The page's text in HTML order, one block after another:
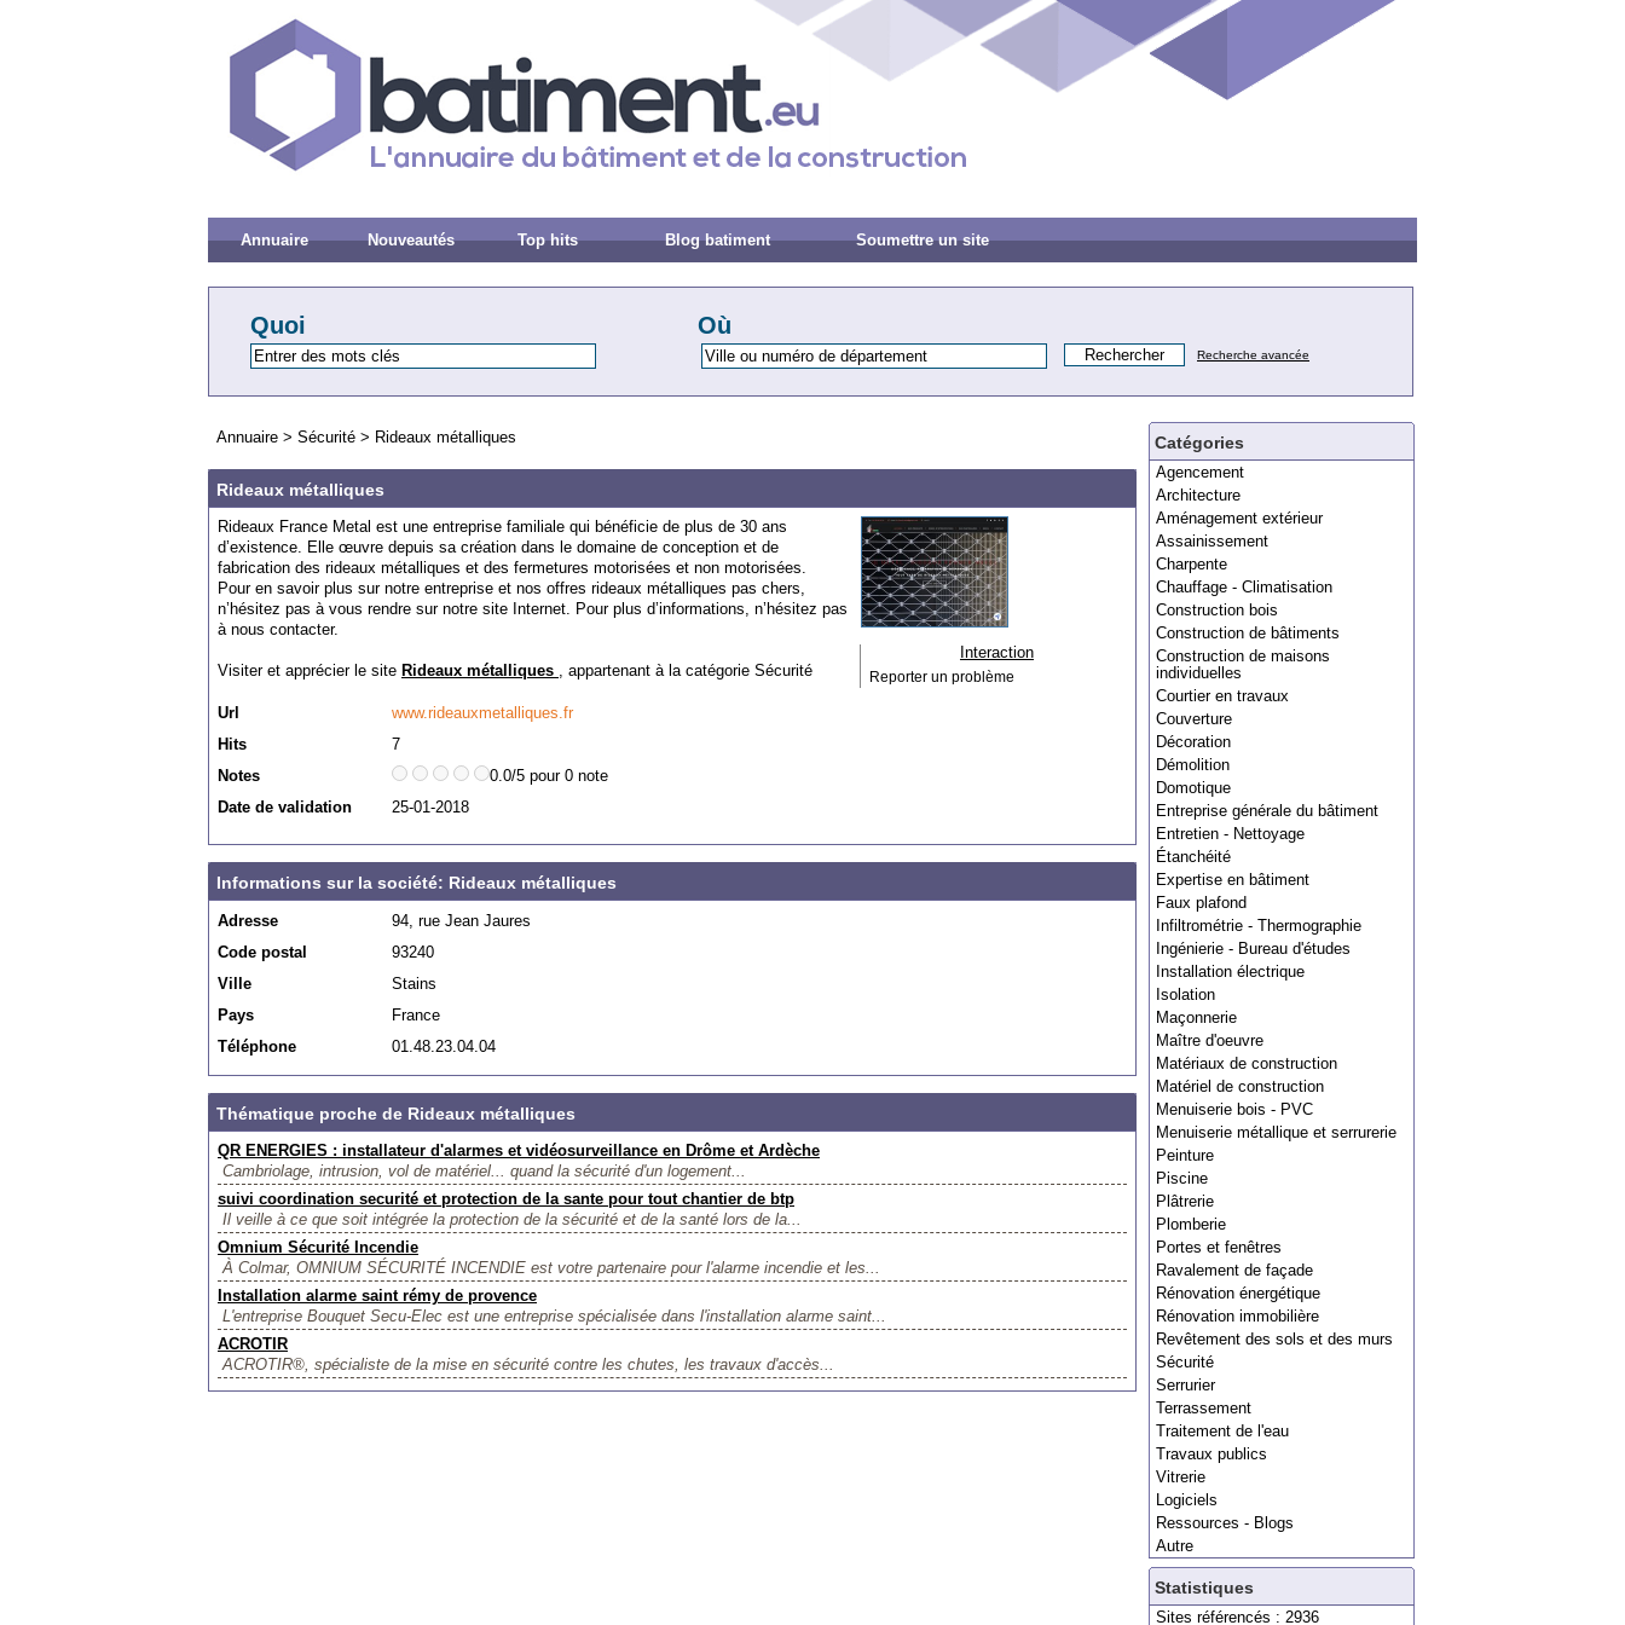
Annuaire Nouveautés Top hits Blog batiment Soumettre un site
Quoi Où
Recherche avancée
Catégories
Agencement
Architecture
Aménagement extérieur
Assainissement
Charpente
Chauffage - Climatisation
Construction bois
Construction de bâtiments
Construction de maisons
individuelles
Courtier en travaux
Couverture
Décoration
Démolition
Domotique
Entreprise générale du bâtiment
Entretien - Nettoyage
Étanchéité
Expertise en bâtiment
Faux plafond
Infiltrométrie - Thermographie
Ingénierie - Bureau d'études
Installation électrique
Isolation
Maçonnerie
Maître d'oeuvre
Matériaux de construction
Matériel de construction
Menuiserie bois - PVC
Menuiserie métallique et serrurerie
Peinture
Piscine
Plâtrerie
Plomberie
Portes et fenêtres
Ravalement de façade
Rénovation énergétique
Rénovation immobilière
Revêtement des sols et des murs
Sécurité
Serrurier
Terrassement
Traitement de l'eau
Travaux publics
Vitrerie
Logiciels
Ressources - Blogs
Autre
Statistiques
Sites référencés : 2936
Annuaire > Sécurité > Rideaux métalliques
Rideaux métalliques
Rideaux France Metal est une entreprise familiale qui bénéficie de plus de 30 ans
d’existence. Elle œuvre depuis sa création dans le domaine de conception et de
fabrication des rideaux métalliques et des fermetures motorisées et non motorisées.
Pour en savoir plus sur notre entreprise et nos offres rideaux métalliques pas chers,
n’hésitez pas à vous rendre sur notre site Internet. Pour plus d’informations, n’hésitez pas
à nous contacter.
Visiter et apprécier le site Rideaux métalliques , appartenant à la catégorie Sécurité
Url
www.rideauxmetalliques.fr
Hits
7
Notes
0.0/5 pour 0 note
Date de validation
25-01-2018
Interaction
Reporter un problème
Informations sur la société: Rideaux métalliques
Adresse
94, rue Jean Jaures
Code postal
93240
Ville
Stains
Pays
France
Téléphone
01.48.23.04.04
Thématique proche de Rideaux métalliques
QR ENERGIES : installateur d'alarmes et vidéosurveillance en Drôme et Ardèche
Cambriolage, intrusion, vol de matériel... quand la sécurité d'un logement...
suivi coordination securité et protection de la sante pour tout chantier de btp
Il veille à ce que soit intégrée la protection de la sécurité et de la santé lors de la...
Omnium Sécurité Incendie
À Colmar, OMNIUM SÉCURITÉ INCENDIE est votre partenaire pour l'alarme incendie et les...
Installation alarme saint rémy de provence
L'entreprise Bouquet Secu-Elec est une entreprise spécialisée dans l'installation alarme saint...
ACROTIR
ACROTIR®, spécialiste de la mise en sécurité contre les chutes, les travaux d'accès...